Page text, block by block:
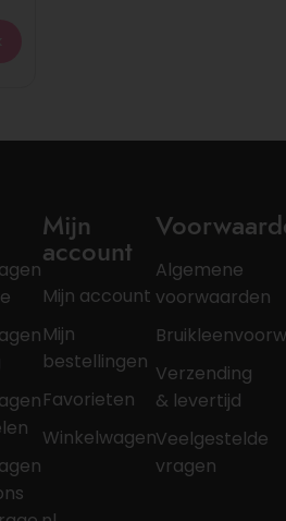
Mijn
account
Mijn account
Mijn
bestellingen
Favorieten
Winkelwagen
Algemene
voorwaarden
Verzending
& levertijd
Veelgestelde
vragen